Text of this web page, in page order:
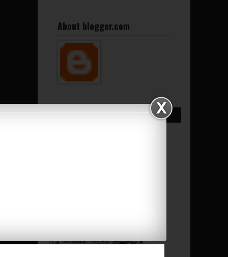
About blogger.com